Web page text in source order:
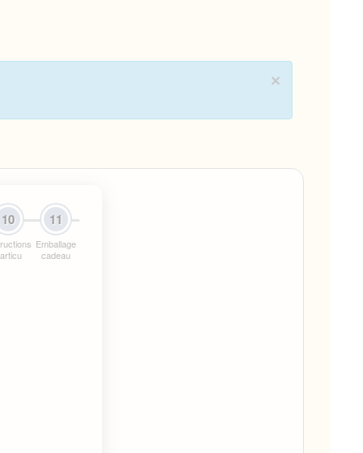
×
10 11
Emballage
cadeau